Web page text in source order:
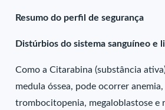
Resumo do perfil de segurança
Distúrbios do sistema sanguíneo e
Como a Citarabina (substância
medula óssea, pode ocorrer
trombocitopenia, megaloblastose e